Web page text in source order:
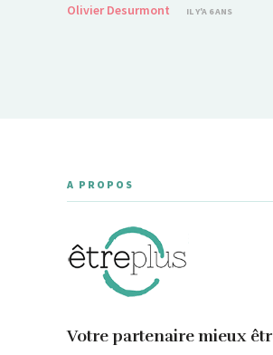
Olivier Desurmont
IL Y'A 6 ANS
A PROPOS
Votre partenaire mieux